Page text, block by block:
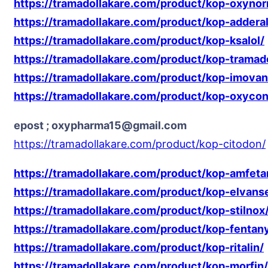
https://tramadollakare.com/product/kop-
https://tramadollakare.com/product/kop-
https://tramadollakare.com/product/kop-ksalol/
https://tramadollakare.com/product/kop-
https://tramadollakare.com/product/kop-
https://tramadollakare.com/product/kop-
epost ; oxypharma15@gmail.com
https://tramadollakare.com/product/kop-citodon/
https://tramadollakare.com/product/kop-
https://tramadollakare.com/product/kop-
https://tramadollakare.com/product/kop-
https://tramadollakare.com/product/kop-
https://tramadollakare.com/product/kop-ritalin/